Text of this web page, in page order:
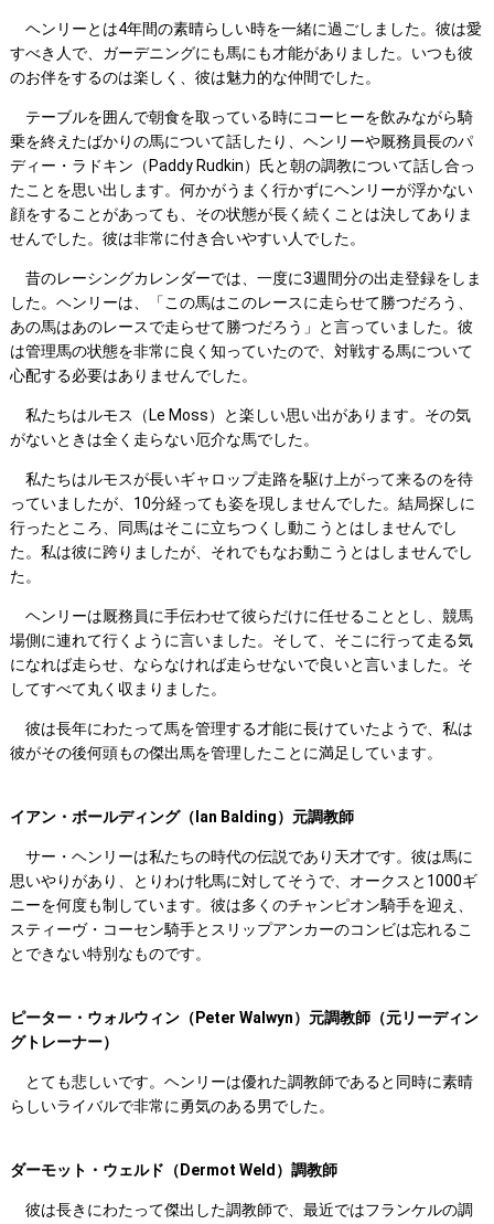
ヘンリーとは4年間の素晴らしい時を一緒に過ごしました。彼は愛
すべき人で、ガーデニングにも馬にも才能がありました。いつも彼
のお伴をするのは楽しく、彼は魅力的な仲間でした。
テーブルを囲んで朝食を取っている時にコーヒーを飲みながら騎
乗を終えたばかりの馬について話したり、ヘンリーや厩務員長のパ
ディー・ラドキン（Paddy Rudkin）氏と朝の調教について話し合っ
たことを思い出します。何かがうまく行かずにヘンリーが浮かない
顔をすることがあっても、その状態が長く続くことは決してありま
せんでした。彼は非常に付き合いやすい人でした。
昔のレーシングカレンダーでは、一度に3週間分の出走登録をしま
した。ヘンリーは、「この馬はこのレースに走らせて勝つだろう、
あの馬はあのレースで走らせて勝つだろう」と言っていました。彼
は管理馬の状態を非常に良く知っていたので、対戦する馬について
心配する必要はありませんでした。
私たちはルモス（Le Moss）と楽しい思い出があります。その気
がないときは全く走らない厄介な馬でした。
私たちはルモスが長いギャロップ走路を駆け上がって来るのを待
っていましたが、10分経っても姿を現しませんでした。結局探しに
行ったところ、同馬はそこに立ちつくし動こうとはしませんでし
た。私は彼に跨りましたが、それでもなお動こうとはしませんでし
た。
ヘンリーは厩務員に手伝わせて彼らだけに任せることとし、競馬
場側に連れて行くように言いました。そして、そこに行って走る気
になれば走らせ、ならなければ走らせないで良いと言いました。そ
してすべて丸く収まりました。
彼は長年にわたって馬を管理する才能に長けていたようで、私は
彼がその後何頭もの傑出馬を管理したことに満足しています。
イアン・ボールディング（Ian Balding）元調教師
サー・ヘンリーは私たちの時代の伝説であり天才です。彼は馬に
思いやりがあり、とりわけ牝馬に対してそうで、オークスと1000ギ
ニーを何度も制しています。彼は多くのチャンピオン騎手を迎え、
スティーヴ・コーセン騎手とスリップアンカーのコンビは忘れるこ
とできない特別なものです。
ピーター・ウォルウィン（Peter Walwyn）元調教師（元リーディン
グトレーナー）
とても悲しいです。ヘンリーは優れた調教師であると同時に素晴
らしいライバルで非常に勇気のある男でした。
ダーモット・ウェルド（Dermot Weld）調教師
彼は長きにわたって傑出した調教師で、最近ではフランケルの調